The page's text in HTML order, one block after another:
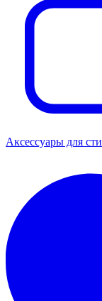
Аксессуары для